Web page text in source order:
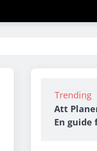
Trending
Att
En guide